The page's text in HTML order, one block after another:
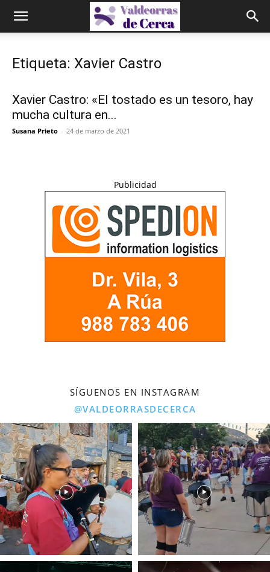
Etiqueta: Xavier Castro
Xavier Castro: «El tostado es un tesoro, hay
mucha cultura en...
Susana Prieto - 24 de marzo de 2021
Publicidad
SÍGUENOS EN INSTAGRAM
@VALDEORRASDECERCA